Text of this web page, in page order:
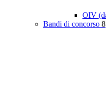
OIV
Bandi di concorso 8